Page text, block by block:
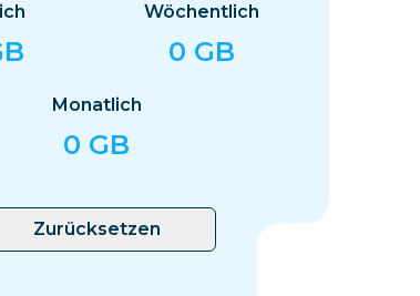
Wöchentlich
0 GB
Monatlich
0 GB
Zurücksetzen